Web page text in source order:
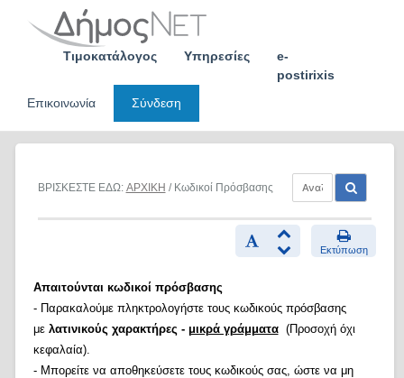
Τιμοκατάλογος Υπηρεσίες
e-
postirixis
Επικοινωνία
Σύνδεση
ΒΡΙΣΚΕΣΤΕ ΕΔΩ: ΑΡΧΙΚΗ / Κωδικοί Πρόσβασης
Εκτύπωση
Απαιτούνται κωδικοί πρόσβασης
- Παρακαλούμε πληκτρολογήστε τους κωδικούς πρόσβασης
με λατινικούς χαρακτήρες - μικρά γράμματα(Προσοχή όχι
κεφαλαία).
- Μπορείτε να αποθηκεύσετε τους κωδικούς σας, ώστε να μη